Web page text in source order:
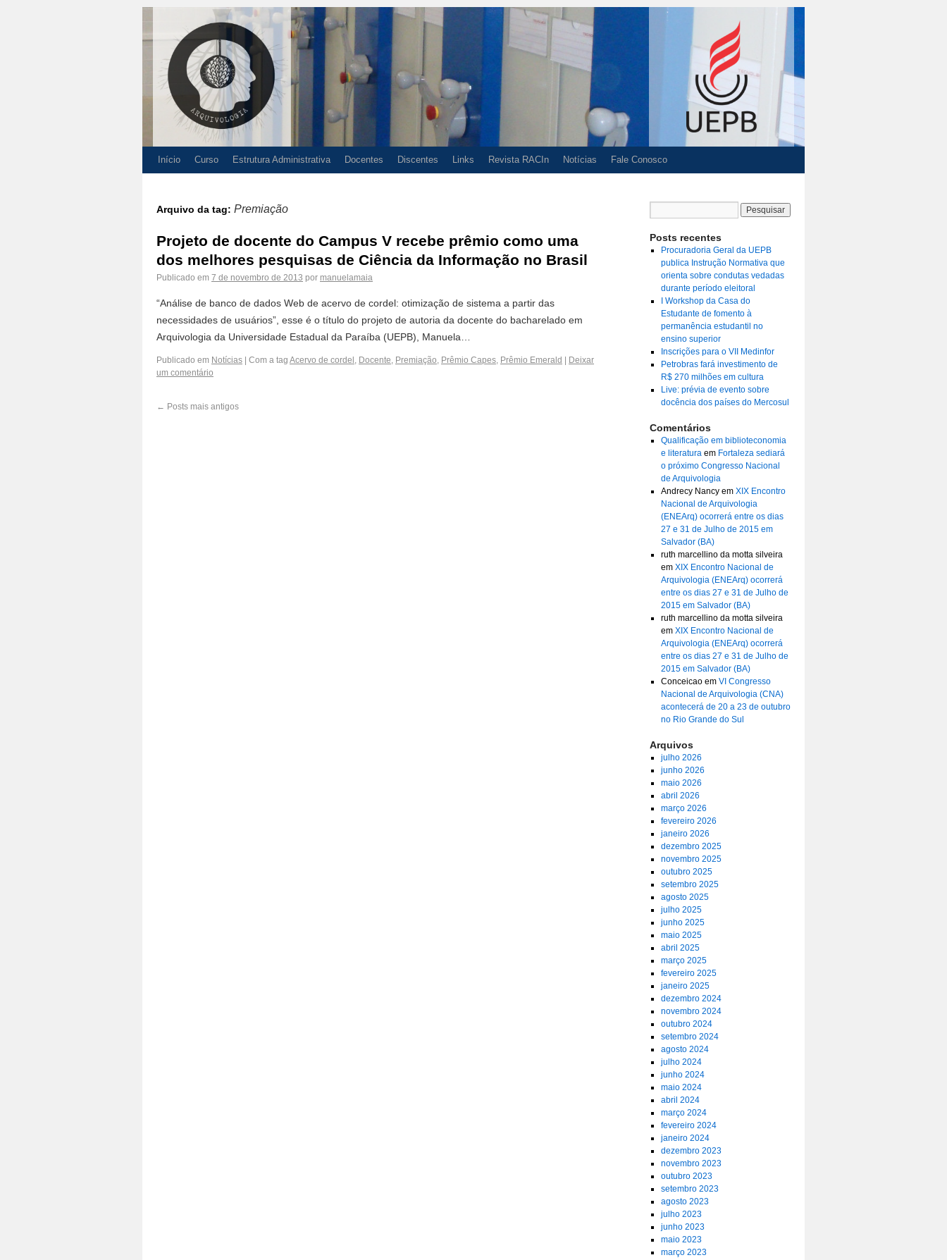
Início Curso Estrutura Administrativa Docentes Discentes Links Revista RACIn Notícias Fale Conosco
Arquivo da tag: Premiação
Projeto de docente do Campus V recebe prêmio como uma
dos melhores pesquisas de Ciência da Informação no Brasil
Publicado em 7 de novembro de 2013 por manuelamaia
“Análise de banco de dados Web de acervo de cordel: otimização de sistema a partir das
necessidades de usuários”, esse é o título do projeto de autoria da docente do bacharelado em
Arquivologia da Universidade Estadual da Paraíba (UEPB), Manuela…
Publicado em Notícias Com a tag Acervo de cordel , Docente, Premiação, Prêmio Capes, Prêmio Emerald
Deixar
um comentário
← Posts mais antigos
Posts recentes
Procuradoria Geral da UEPB
publica Instrução Normativa que
orienta sobre condutas vedadas
durante período eleitoral
I Workshop da Casa do
Estudante de fomento à
permanência estudantil no
ensino superior
Inscrições para o VII Medinfor
Petrobras fará investimento de
R$ 270 milhões em cultura
Live: prévia de evento sobre
docência dos países do Mercosul
Comentários
Qualificação em biblioteconomia
e literaturaem Fortaleza sediará
o próximo Congresso Nacional
de Arquivologia
Andrecy Nancyem XIX Encontro
Nacional de Arquivologia
(ENEArq) ocorrerá entre os dias
27 e 31 de Julho de 2015 em
Salvador (BA)
ruth marcellino da motta silveira
em XIX Encontro Nacional de
Arquivologia (ENEArq) ocorrerá
entre os dias 27 e 31 de Julho de
2015 em Salvador (BA)
ruth marcellino da motta silveira
em XIX Encontro Nacional de
Arquivologia (ENEArq) ocorrerá
entre os dias 27 e 31 de Julho de
2015 em Salvador (BA)
Conceicaoem VI Congresso
Nacional de Arquivologia (CNA)
acontecerá de 20 a 23 de outubro
no Rio Grande do Sul
Arquivos
julho 2026
junho 2026
maio 2026
abril 2026
março 2026
fevereiro 2026
janeiro 2026
dezembro 2025
novembro 2025
outubro 2025
setembro 2025
agosto 2025
julho 2025
junho 2025
maio 2025
abril 2025
março 2025
fevereiro 2025
janeiro 2025
dezembro 2024
novembro 2024
outubro 2024
setembro 2024
agosto 2024
julho 2024
junho 2024
maio 2024
abril 2024
março 2024
fevereiro 2024
janeiro 2024
dezembro 2023
novembro 2023
outubro 2023
setembro 2023
agosto 2023
julho 2023
junho 2023
maio 2023
março 2023